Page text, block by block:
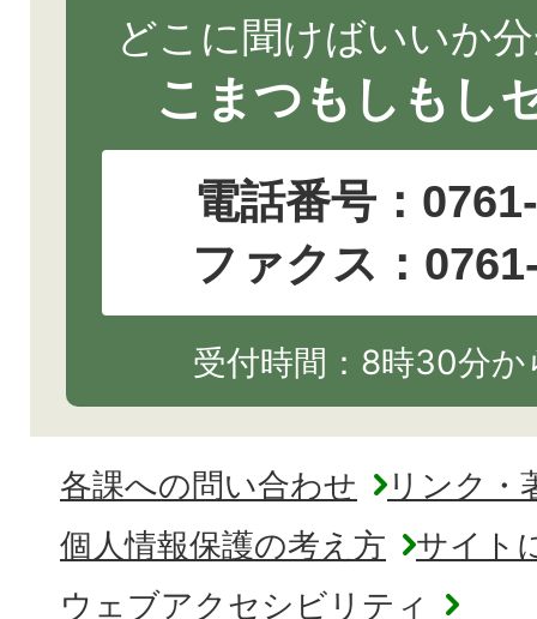
どこに聞けばいいか
こまつもしもし
電話番号：
ファクス：
受付時間：8時30分
各課への問い合わせ
リンク・
個人情報保護の考え方
サイト
ウェブアクセシビリティ